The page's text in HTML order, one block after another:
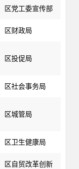
区党工委宣传部
区财政局
区投促局
区社会事务局
区城管局
区卫生健康局
区自贸改革创新